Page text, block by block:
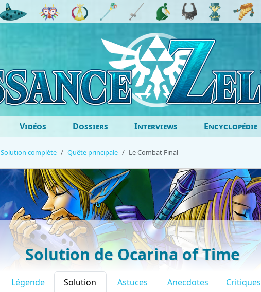
Vidéos Dossiers Interviews Encyclopédie
Solution complète Quête principale Le Combat Final
Solution de Ocarina of Time
Légende Solution Astuces Anecdotes Critiques